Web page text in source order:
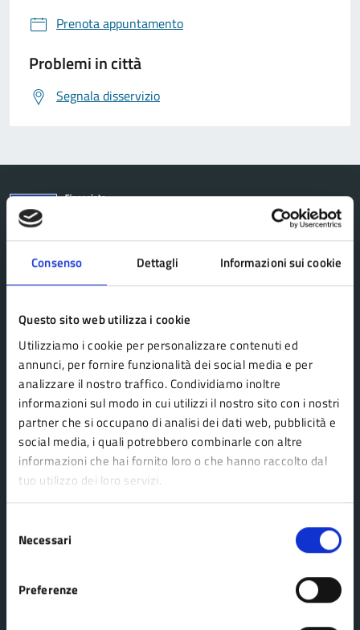
Consenso Dettagli Informazioni sui cookie
Questo sito web utilizza i cookie
Utilizziamo i cookie per personalizzare contenuti ed
annunci, per fornire funzionalità dei social media e per
analizzare il nostro traffico. Condividiamo inoltre
informazioni sul modo in cui utilizzi il nostro sito con i nostri
partner che si occupano di analisi dei dati web, pubblicità e
social media, i quali potrebbero combinarle con altre
informazioni che hai fornito loro o che hanno raccolto dal
tuo utilizzo dei loro servizi.
delNecessari
Preferenze
Prenota appuntamento
Problemi in città
Segnala disservizio
Comune Lama Mocogno
Organi di governo
Aree amministrative
Uffici
Enti e fondazioni
Politici
Personale amministrativo
Documenti e dati
Imprese e commercio